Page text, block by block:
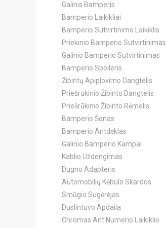
Galinis Bamperis
Bamperio Laikikliai
Bamperio Sutvirtinimo Laikiklis
Priekinio Bamperio Sutvirtinimas
Galinio Bamperio Sutvirtinimas
Bamperio Spoileris
Žibintų Apiplovimo Dangtelis
Priešrūkinio Žibinto Dangtelis
Priešrūkinio Žibinto Rėmelis
Bamperio Šonas
Bamperio Antdėklas
Galinio Bamperio Kampai
Kablio Uždengimas
Dugno Adapteris
Automobilių Kėbulo Skardos
Smūgio Sugėrėjas
Duslintuvo Apdaila
Chromas Ant Numerio Laikiklio